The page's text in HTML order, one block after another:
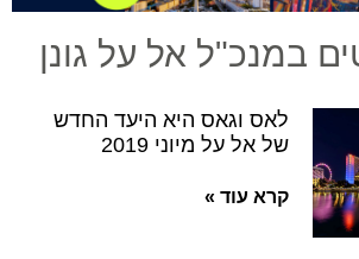
במנכ"ל אל על גונן
לאס וגאס היא היעד החדש
של אל על מיוני 2019
קרא עוד »